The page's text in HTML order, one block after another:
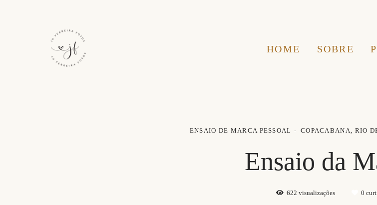
HOME SOBRE
ENSAIO DE MARCA PESSOAL COPACABANA, RIO
Ensaio da
622 visualizações 0